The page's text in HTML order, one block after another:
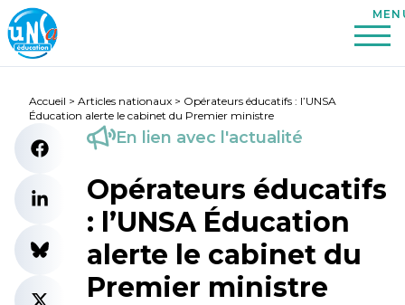
Accueil > Articles nationaux > Opérateurs éducatifs : l’UNSA
Éducation alerte le cabinet du Premier ministre
En lien avec l'actualité
Opérateurs éducatifs
: l’UNSA Éducation
alerte le cabinet du
Premier ministre